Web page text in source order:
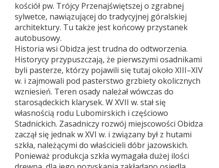
kościół pw. Trójcy Przenajświętszej o zgrabnej
sylwetce, nawiązującej do tradycyjnej góralskiej
architektury. Tu także jest końcowy przystanek
autobusowy.
Historia wsi Obidza jest trudna do odtworzenia.
Historycy przypuszczają, że pierwszymi osadnikami
byli pasterze, którzy pojawili się tutaj około XIII–XIV
w. i zajmowali pod pasterstwo grzbiety okolicznych
wzniesień. Teren osady należał wówczas do
starosądeckich klarysek. W XVII w. stał się
własnością rodu Lubomirskich i częściowo
Stadnickich. Zasadniczy rozwój miejscowości Obidza
zaczął się jednak w XVI w. i związany był z hutami
szkła, należącymi do właścicieli dóbr jazowskich.
Ponieważ produkcja szkła wymagała dużej ilości